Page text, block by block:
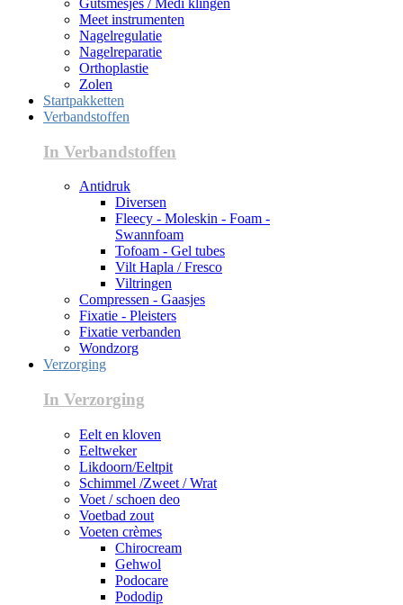
Meet instrumenten
Nagelregulatie
Nagelreparatie
Orthoplastie
Zolen
Startpakketten
Verbandstoffen
In Verbandstoffen
Antidruk
Diversen
Fleecy - Moleskin - Foam -
Swannfoam
Tofoam - Gel tubes
Vilt Hapla / Fresco
Viltringen
Compressen - Gaasjes
Fixatie - Pleisters
Fixatie verbanden
Wondzorg
Verzorging
In Verzorging
Eelt en kloven
Eeltweker
Likdoorn/Eeltpit
Schimmel /Zweet / Wrat
Voet / schoen deo
Voetbad zout
Voeten crèmes
Chirocream
Gehwol
Podocare
Pododip